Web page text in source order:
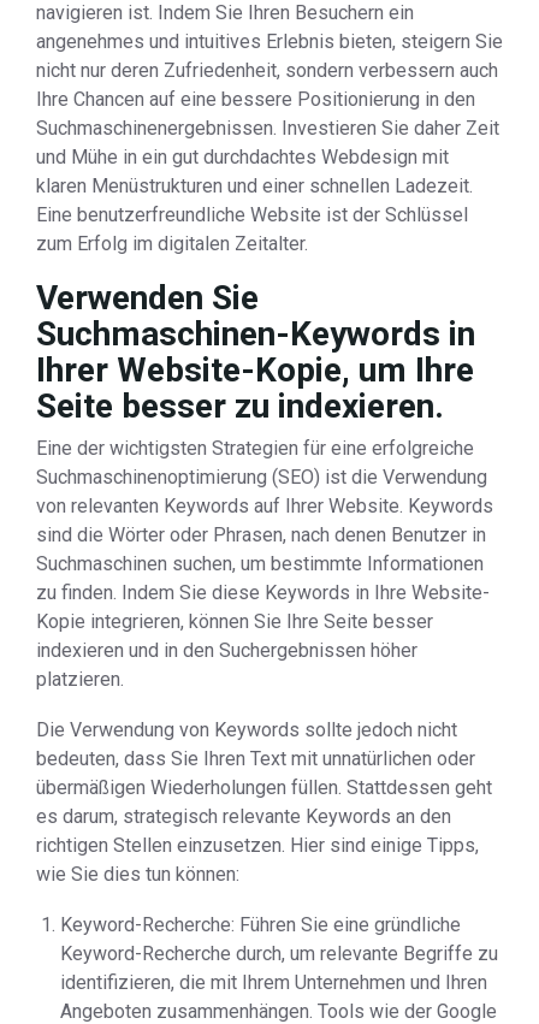
navigieren ist. Indem Sie Ihren Besuchern ein
angenehmes und intuitives Erlebnis bieten, steigern Sie
nicht nur deren Zufriedenheit, sondern verbessern auch
Ihre Chancen auf eine bessere Positionierung in den
Suchmaschinenergebnissen. Investieren Sie daher Zeit
und Mühe in ein gut durchdachtes Webdesign mit
klaren Menüstrukturen und einer schnellen Ladezeit.
Eine benutzerfreundliche Website ist der Schlüssel
zum Erfolg im digitalen Zeitalter.
Verwenden Sie
Suchmaschinen-Keywords in
Ihrer Website-Kopie, um Ihre
Seite besser zu indexieren.
Eine der wichtigsten Strategien für eine erfolgreiche
Suchmaschinenoptimierung (SEO) ist die Verwendung
von relevanten Keywords auf Ihrer Website. Keywords
sind die Wörter oder Phrasen, nach denen Benutzer in
Suchmaschinen suchen, um bestimmte Informationen
zu finden. Indem Sie diese Keywords in Ihre Website-
Kopie integrieren, können Sie Ihre Seite besser
indexieren und in den Suchergebnissen höher
platzieren.
Die Verwendung von Keywords sollte jedoch nicht
bedeuten, dass Sie Ihren Text mit unnatürlichen oder
übermäßigen Wiederholungen füllen. Stattdessen geht
es darum, strategisch relevante Keywords an den
richtigen Stellen einzusetzen. Hier sind einige Tipps,
wie Sie dies tun können:
Keyword-Recherche: Führen Sie eine gründliche
Keyword-Recherche durch, um relevante Begriffe zu
identifizieren, die mit Ihrem Unternehmen und Ihren
Angeboten zusammenhängen. Tools wie der Google